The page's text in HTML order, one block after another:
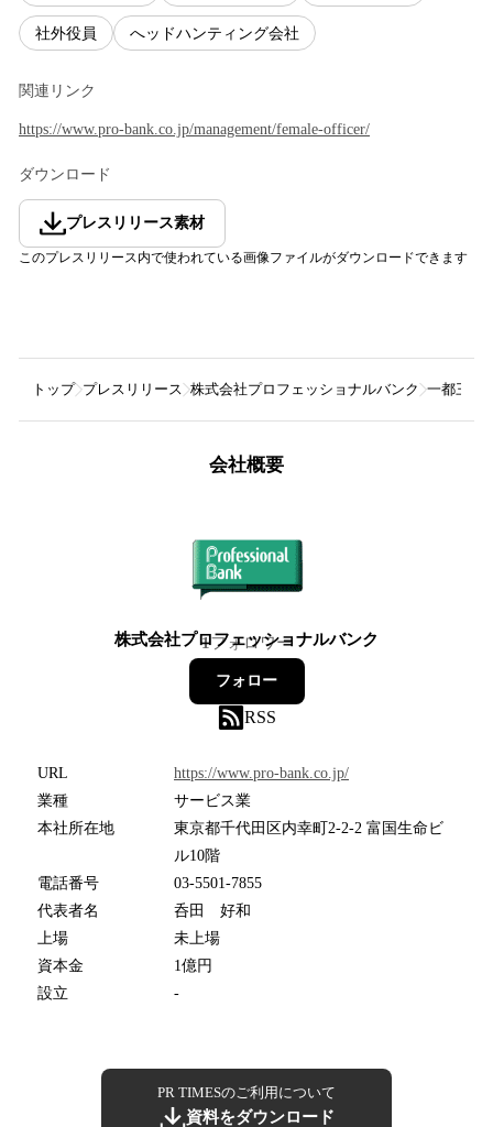
社外役員 へッドハンティング会社
関連リンク
https://www.pro-bank.co.jp/management/female-officer/
ダウンロード
プレスリリース素材
このプレスリリース内で使われている画像ファイルがダウンロードできます
トップ プレスリリース 株式会社プロフェッショナルバンク 一都三県
会社概要
株式会社プロフェッショナルバンク
1フォロワー
フォロー
RSS
URL
https://www.pro-bank.co.jp/
業種
サービス業
本社所在地
東京都千代田区内幸町2-2-2 富国生命ビ
ル10階
電話番号
03-5501-7855
代表者名
呑田 好和
上場
未上場
資本金
1億円
設立
-
PR TIMESのご利用について
資料をダウンロード